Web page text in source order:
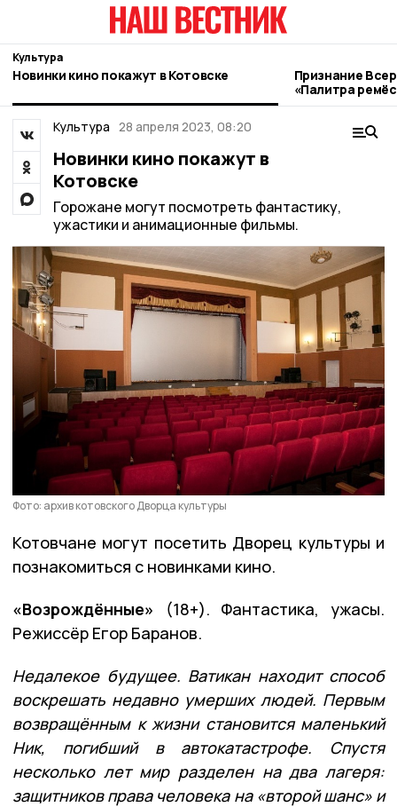
Культура
Новинки кино покажут в Котовске
Признание
«Палитра
котовские
Культура 28 апреля 2023, 08:20
Новинки кино покажут в
Котовске
Горожане могут посмотреть фантастику,
ужастики и анимационные фильмы.
Фото: архив котовского Дворца культуры
Котовчане могут посетить Дворец культуры и
познакомиться с новинками кино.
«Возрождённые» (18+). Фантастика, ужасы.
Режиссёр Егор Баранов.
Недалекое будущее. Ватикан находит способ
воскрешать недавно умерших людей. Первым
возвращённым к жизни становится маленький
Ник, погибший в автокатастрофе. Спустя
несколько лет мир разделен на два лагеря:
защитников права человека на «второй шанс» и